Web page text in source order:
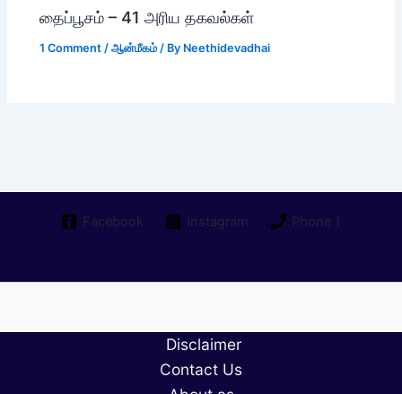
தைப்பூசம் – 41 அரிய தகவல்கள்
1 Comment /ஆன்மீகம்/ By Neethidevadhai
Facebook Instagram Phone 1
Disclaimer
Contact Us